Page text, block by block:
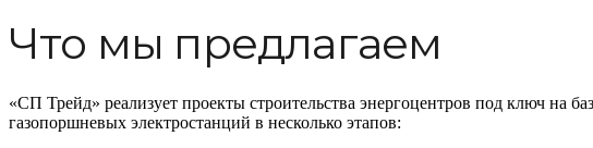
Что мы предлагаем
«СП Трейд» реализует проекты строительства энергоцентров под ключ на
газопоршневых электростанций в несколько этапов: